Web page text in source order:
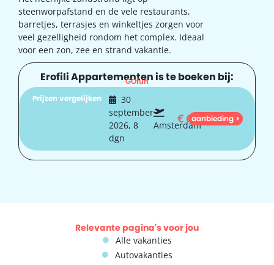
steenworpafstand en de vele restaurants,
barretjes, terrasjes en winkeltjes zorgen voor
veel gezelligheid rondom het complex. Ideaal
voor een zon, zee en strand vakantie.
Erofili Appartementen is te boeken bij:
GOfun
Prijzen vergelijken
30
september
2026, 8
dgn
Amsterdam
€ 612
aanbieding >
Relevante pagina's voor jou
Alle vakanties
Autovakanties